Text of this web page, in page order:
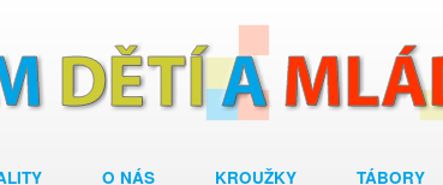
O NÁS KROUŽKY TÁBORY